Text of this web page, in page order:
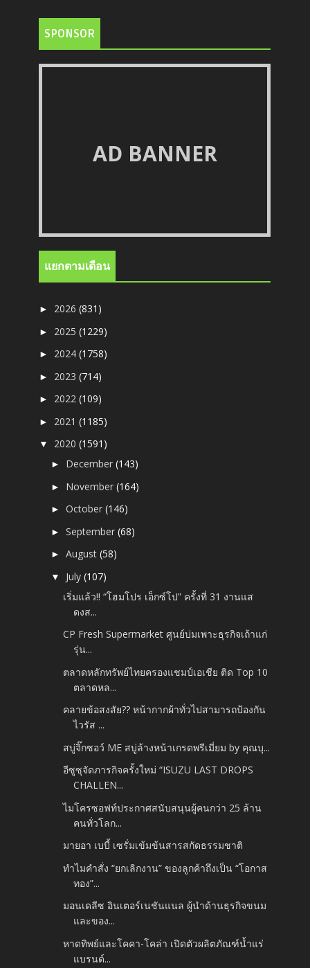
SPONSOR
AD BANNER
แยกตามเดือน
► 2026(831)
► 2025(1229)
► 2024(1758)
► 2023(714)
► 2022(109)
► 2021(1185)
▼ 2020(1591)
► December(143)
► November(164)
►October(146)
►September(68)
►August(58)
▼ July(107)
เริ่มแล้ว!! “โฮมโปร เอ็กซ์โป” ครั้งที่ 31 งานแส
ดงส...
CP Fresh Supermarket ศูนย์บ่มเพาะธุรกิจเถ้าแก่
รุ่น...
ตลาดหลักทรัพย์ไทยครองแชมป์เอเชีย ติด Top 10
ตลาดหล...
คลายข้อสงสัย?? หน้ากากผ้าทั่วไปสามารถป้องกัน
ไวรัส ...
สบู่จิ๊กซอว์ ME สบู่ล้างหน้าเกรดพรีเมี่ยม by คุณบุ...
อีซูซุจัดภารกิจครั้งใหม่ “ISUZU LAST DROPS
CHALLEN...
ไมโครซอฟท์ประกาศสนับสนุนผู้คนกว่า 25 ล้าน
คนทั่วโลก...
มายอา เบบี้ เซรั่มเข้มข้นสารสกัดธรรมชาติ
ทำไมคำสั่ง “ยกเลิกงาน” ของลูกค้าถึงเป็น “โอกาส
ทอง”...
มอนเดลีซ อินเตอร์เนชันแนล ผู้นำด้านธุรกิจขนม
และของ...
หาดทิพย์และโคคา-โคล่า เปิดตัวผลิตภัณฑ์น้ำแร่
แบรนด์...